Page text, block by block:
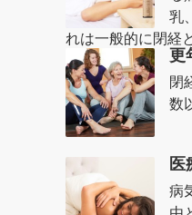
乳
れは一般的に閉経
更
閉
数
医
病